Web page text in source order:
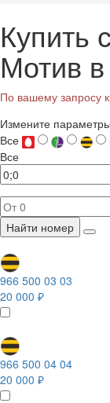
Купить
Мотив
По вашему запросу
Измените
Все
Все
Найти номер
966 500 03 03
20 000 ₽
966 500 04 04
20 000 ₽